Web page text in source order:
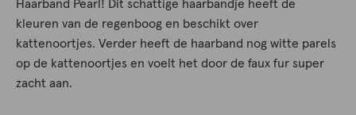
Haarband Pearl! Dit schattige haarbandje heeft de
kleuren van de regenboog en beschikt over
kattenoortjes. Verder heeft de haarband nog witte parels
op de kattenoortjes en voelt het door de faux fur super
zacht aan.